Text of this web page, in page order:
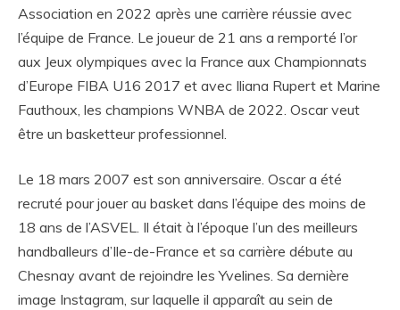
Association en 2022 après une carrière réussie avec
l’équipe de France. Le joueur de 21 ans a remporté l’or
aux Jeux olympiques avec la France aux Championnats
d’Europe FIBA U16 2017 et avec Iliana Rupert et Marine
Fauthoux, les champions WNBA de 2022. Oscar veut
être un basketteur professionnel.
Le 18 mars 2007 est son anniversaire. Oscar a été
recruté pour jouer au basket dans l’équipe des moins de
18 ans de l’ASVEL. Il était à l’époque l’un des meilleurs
handballeurs d’Ile-de-France et sa carrière débute au
Chesnay avant de rejoindre les Yvelines. Sa dernière
image Instagram, sur laquelle il apparaît au sein de